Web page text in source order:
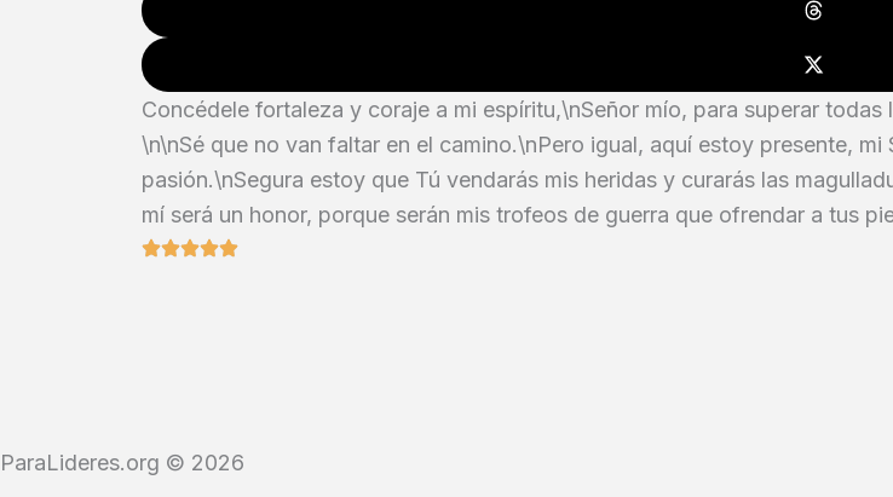
Concédele fortaleza y coraje a mi espíritu,\nSeñor mío, para superar
\n\nSé que no van faltar en el camino.\nPero igual, aquí estoy presente,
pasión.\nSegura estoy que Tú vendarás mis heridas y curarás las
mí será un honor, porque serán mis trofeos de guerra que ofrendar a tus
ParaLideres.org © 2026